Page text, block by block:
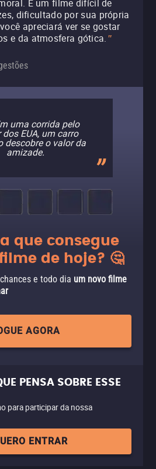
É um filme difícil de
dificultado por sua própria
apreciará ver se gostar
e da atmosfera gótica. "
uma corrida pelo
EUA, um carro
descobre o valor da
amizade.
que consegue
de hoje? 🤔
e todo dia um novo filme
AGORA
PENSA SOBRE ESSE
para participar da nossa
ENTRAR